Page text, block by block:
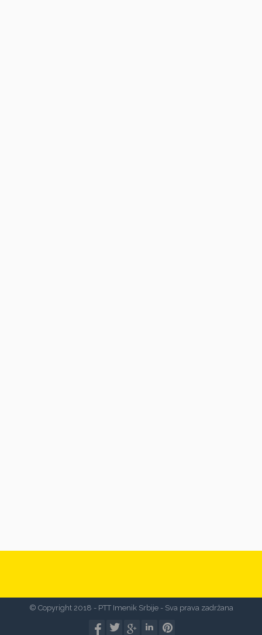
© Copyright 2018 - PTT Imenik Srbije - Sva prava zadržana